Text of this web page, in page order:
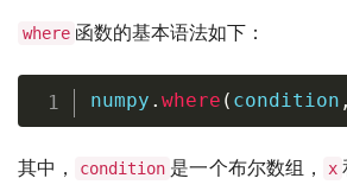
where 函数的基本语法如下：
numpy . where ( condition ,
其中， condition 是一个布尔数组， x